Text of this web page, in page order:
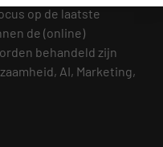
op de laatste
de (online)
behandeld zijn
AI, Marketing,